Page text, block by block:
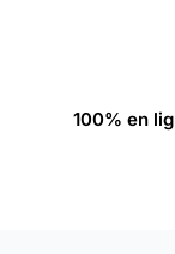
100% en